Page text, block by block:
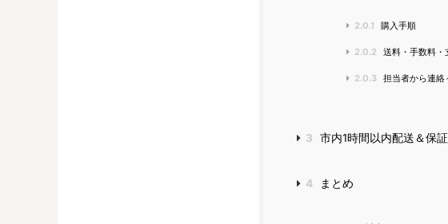
2.0.1 購入手順
2.0.2 送料・手数料・
2.0.3 担当者から連絡
3 市内1時間以内配送＆保
4 まとめ